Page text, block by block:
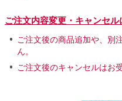
ご注文内容変更・キャンセル
ご注文後の商品追加や、別
ん。
ご注文後のキャンセルはお